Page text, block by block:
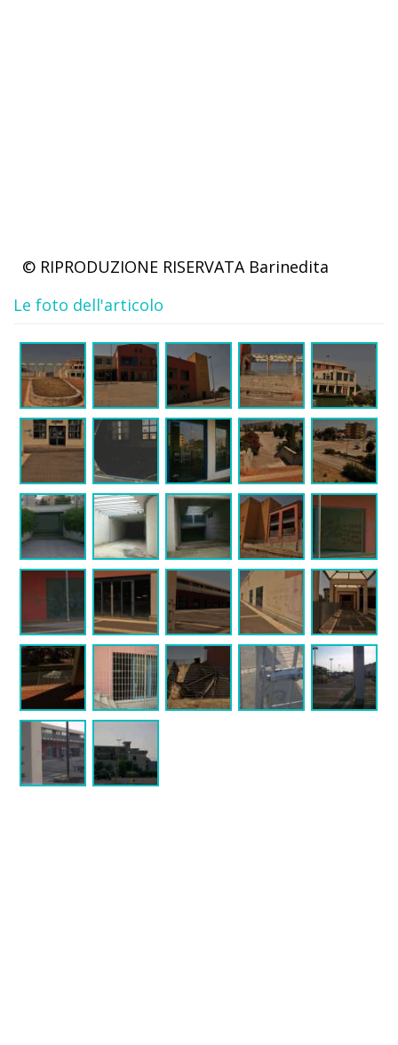
© RIPRODUZIONE RISERVATA Barinedita
Le foto dell'articolo